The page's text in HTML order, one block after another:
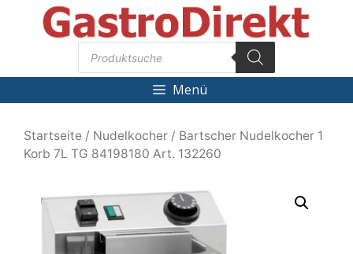
Products
search
Menü
Startseite / Nudelkocher / Bartscher Nudelkocher 1
Korb 7L TG 84198180 Art. 132260